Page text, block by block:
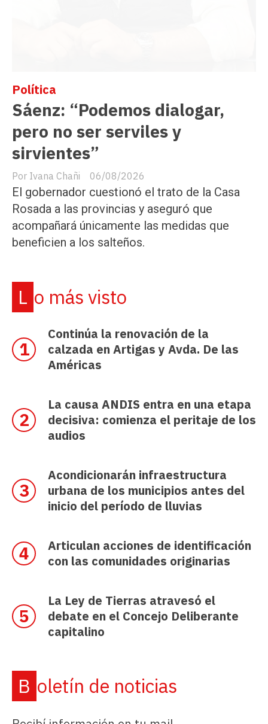
Sáenz: “Podemos dialogar,
pero no ser serviles y
sirvientes”
Ivana Chañi
Política
06/08/2026
El gobernador cuestionó el trato de la Casa
Rosada a las provincias y aseguró que
acompañará únicamente las medidas que
beneficien a los salteños.
Lo más visto
Continúa la renovación de la
calzada en Artigas y Avda. De las
Américas
La causa ANDIS entra en una etapa
decisiva: comienza el peritaje de los
audios
Acondicionarán infraestructura
urbana de los municipios antes del
inicio del período de lluvias
Articulan acciones de identificación
con las comunidades originarias
La Ley de Tierras atravesó el
debate en el Concejo Deliberante
capitalino
Boletín de noticias